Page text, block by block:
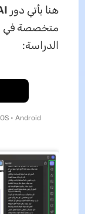
هنا يأتي دور
الدراسة:
• Android